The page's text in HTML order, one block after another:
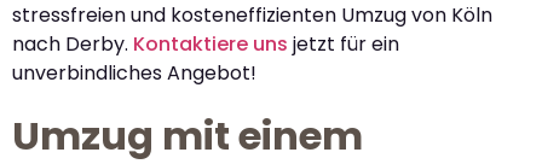
stressfreien und kosteneffizienten Umzug von Köln
nach Derby. Kontaktiere uns jetzt für ein
unverbindliches Angebot!
Umzug mit einem